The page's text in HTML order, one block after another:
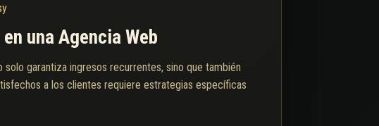
una Agencia Web
garantiza ingresos recurrentes, sino que también
a los clientes requiere estrategias específicas